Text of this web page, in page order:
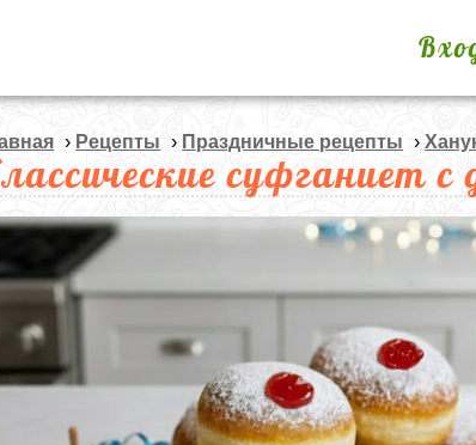
› Рецепты › Праздничные рецепты ›
суфганиет